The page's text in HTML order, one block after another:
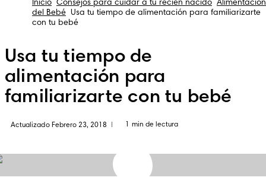
Inicio Consejos para cuidar a tu recién nacido Alimentación
del Bebé Usa tu tiempo de alimentación para familiarizarte
con tu bebé
Usa tu tiempo de
alimentación para
familiarizarte con tu bebé
Actualizado Febrero 23, 2018 1 min de lectura